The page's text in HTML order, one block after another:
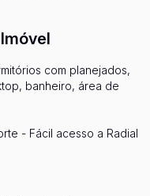
com planejados,
banheiro, área de
- Fácil acesso a Radial